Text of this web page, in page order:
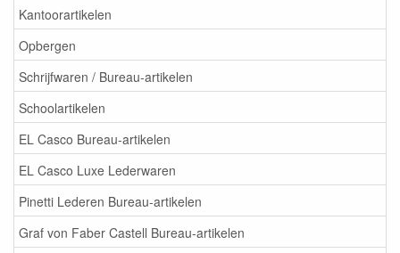
Kantoorartikelen
Opbergen
Schrijfwaren / Bureau-artikelen
Schoolartikelen
EL Casco Bureau-artikelen
EL Casco Luxe Lederwaren
Pinetti Lederen Bureau-artikelen
Graf von Faber Castell Bureau-artikelen